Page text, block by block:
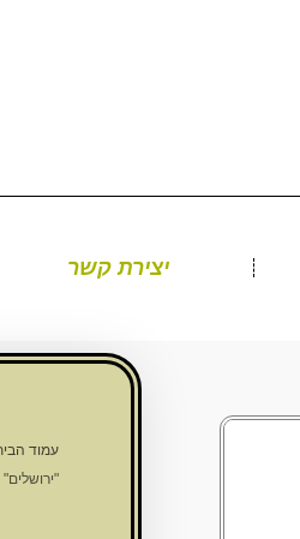
יצירת קשר
עמוד
"ירושלים" 16 ס"מ עם תחת